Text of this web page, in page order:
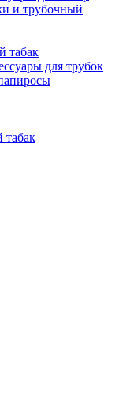
и трубочный
табак
для трубок
табак